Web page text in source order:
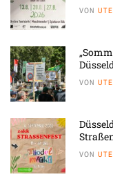
VON
VON
VON